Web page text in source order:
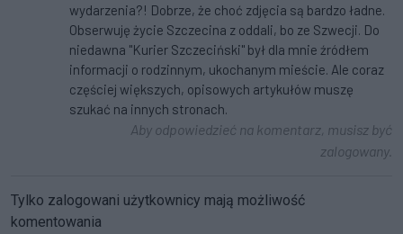
wydarzenia?! Dobrze, że choć zdjęcia są bardzo ładne.
Obserwuję życie Szczecina z oddali, bo ze Szwecji. Do
niedawna "Kurier Szczeciński" był dla mnie źródłem
informacji o rodzinnym, ukochanym mieście. Ale coraz
częściej większych, opisowych artykułów muszę
szukać na innych stronach.
Aby odpowiedzieć na komentarz, musisz być
zalogowany.
Tylko zalogowani użytkownicy mają możliwość
komentowania